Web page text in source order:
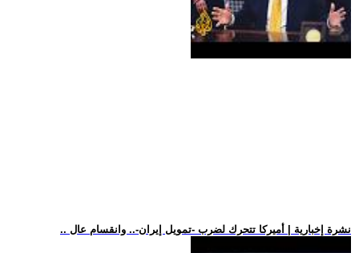
.. نشرة إخبارية | أميركا تتحرك لضرب -تمويل إيران-.. وانقسام عال